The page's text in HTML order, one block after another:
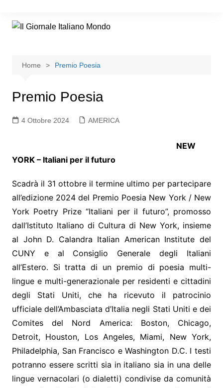
Home Premio Poesia
Premio Poesia
4 Ottobre 2024 AMERICA
NEW
YORK – Italiani per il futuro
Scadrà il 31 ottobre il termine ultimo per partecipare
all’edizione 2024 del Premio Poesia New York / New
York Poetry Prize “Italiani per il futuro”, promosso
dall’Istituto Italiano di Cultura di New York, insieme
al John D. Calandra Italian American Institute del
CUNY e al Consiglio Generale degli Italiani
all’Estero. Si tratta di un premio di poesia multi-
lingue e multi-generazionale per residenti e cittadini
degli Stati Uniti, che ha ricevuto il patrocinio
ufficiale dell’Ambasciata d’Italia negli Stati Uniti e dei
Comites del Nord America: Boston, Chicago,
Detroit, Houston, Los Angeles, Miami, New York,
Philadelphia, San Francisco e Washington D.C. I testi
potranno essere scritti sia in italiano sia in una delle
lingue vernacolari (o dialetti) condivise da comunità